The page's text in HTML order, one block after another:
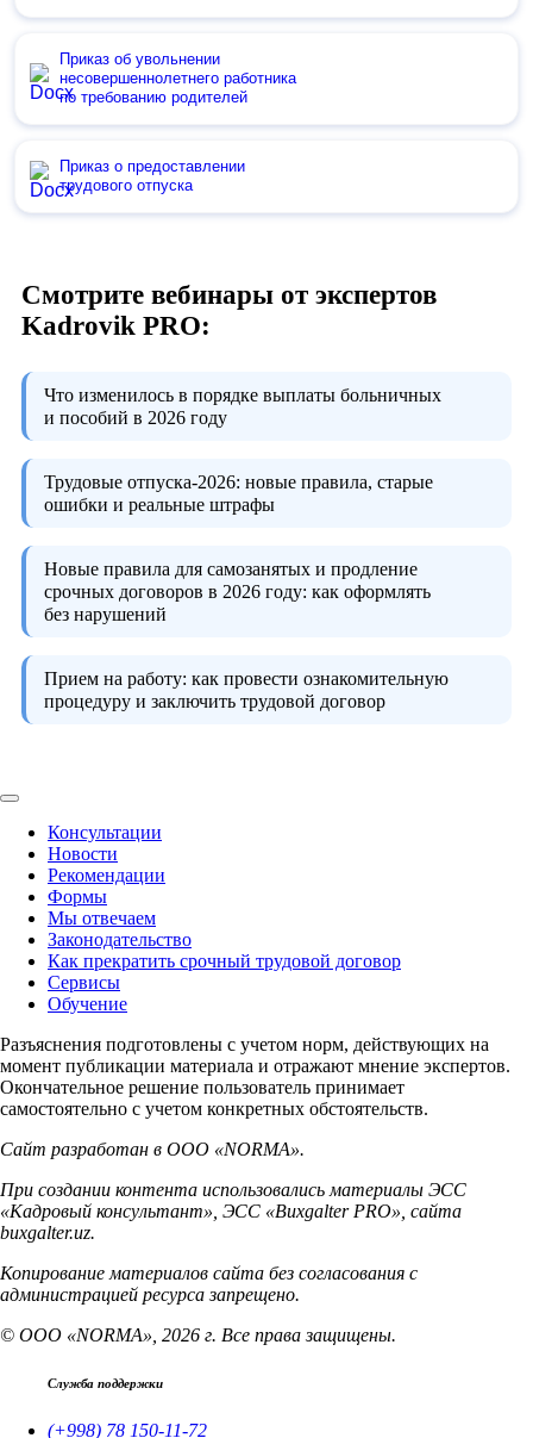
Приказ об увольнении
несовершеннолетнего работника
по требованию родителей
Приказ о предоставлении
трудового отпуска
Смотрите вебинары от экспертов
Kadrovik PRO:
Что изменилось в порядке выплаты больничных
и пособий в 2026 году
Трудовые отпуска-2026: новые правила, старые
ошибки и реальные штрафы
Новые правила для самозанятых и продление
срочных договоров в 2026 году: как оформлять
без нарушений
Прием на работу: как провести ознакомительную
процедуру и заключить трудовой договор
Консультации
Новости
Рекомендации
Формы
Мы отвечаем
Законодательство
Как прекратить срочный трудовой договор
Сервисы
Обучение
Разъяснения подготовлены с учетом норм, действующих на
момент публикации материала и отражают мнение экспертов.
Окончательное решение пользователь принимает
самостоятельно с учетом конкретных обстоятельств.
Сайт разработан в ООО «NORMA».
При создании контента использовались материалы ЭСС
«Кадровый консультант», ЭСС «Buxgalter PRO», сайта
buxgalter.uz.
Копирование материалов сайта без согласования с
администрацией ресурса запрещено.
© ООО «NORMA», 2026 г. Все права защищены.
Служба поддержки
(+998) 78 150-11-72